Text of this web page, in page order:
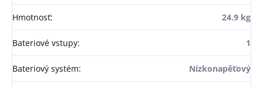
Hmotnosť: 24.9 kg
Bateriové vstupy: 1
Bateriový systém: Nízkonapěťový